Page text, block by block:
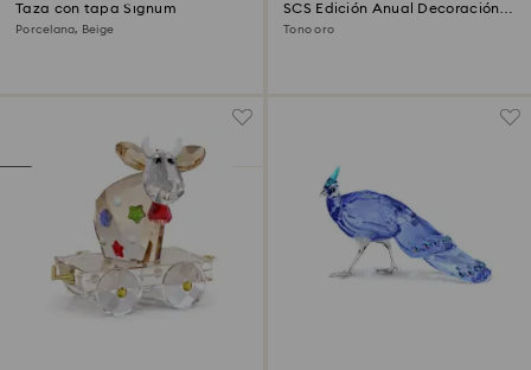
Taza con tapa Signum
Porcelana, Beige
SCS Edición Anual Decoración
Bola 2026
Tono oro